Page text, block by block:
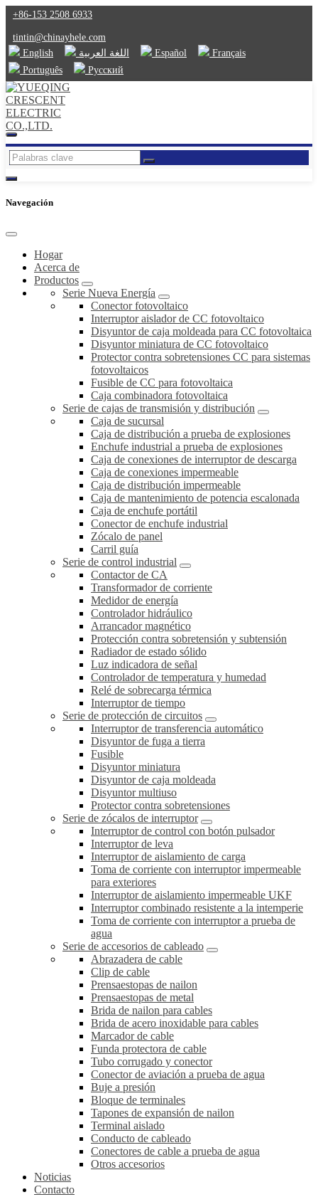
+86-153 2508 6933
tintin@chinayhele.com
English
اللغة العربية Español
Français
Português
Русский
Navegación
Hogar
Acerca de
Productos
Serie Nueva Energía
Conector fotovoltaico
Interruptor aislador de CC fotovoltaico
Disyuntor de caja moldeada para CC fotovoltaica
Disyuntor miniatura de CC fotovoltaico
Protector contra sobretensiones CC para sistemas
fotovoltaicos
Fusible de CC para fotovoltaica
Caja combinadora fotovoltaica
Serie de cajas de transmisión y distribución
Caja de sucursal
Caja de distribución a prueba de explosiones
Enchufe industrial a prueba de explosiones
Caja de conexiones de interruptor de descarga
Caja de conexiones impermeable
Caja de distribución impermeable
Caja de mantenimiento de potencia escalonada
Caja de enchufe portátil
Conector de enchufe industrial
Zócalo de panel
Carril guía
Serie de control industrial
Contactor de CA
Transformador de corriente
Medidor de energía
Controlador hidráulico
Arrancador magnético
Protección contra sobretensión y subtensión
Radiador de estado sólido
Luz indicadora de señal
Controlador de temperatura y humedad
Relé de sobrecarga térmica
Interruptor de tiempo
Serie de protección de circuitos
Interruptor de transferencia automático
Disyuntor de fuga a tierra
Fusible
Disyuntor miniatura
Disyuntor de caja moldeada
Disyuntor multiuso
Protector contra sobretensiones
Serie de zócalos de interruptor
Interruptor de control con botón pulsador
Interruptor de leva
Interruptor de aislamiento de carga
Toma de corriente con interruptor impermeable
para exteriores
Interruptor de aislamiento impermeable UKF
Interruptor combinado resistente a la intemperie
Toma de corriente con interruptor a prueba de
agua
Serie de accesorios de cableado
Abrazadera de cable
Clip de cable
Prensaestopas de nailon
Prensaestopas de metal
Brida de nailon para cables
Brida de acero inoxidable para cables
Marcador de cable
Funda protectora de cable
Tubo corrugado y conector
Conector de aviación a prueba de agua
Buje a presión
Bloque de terminales
Tapones de expansión de nailon
Terminal aislado
Conducto de cableado
Conectores de cable a prueba de agua
Otros accesorios
Noticias
Contacto